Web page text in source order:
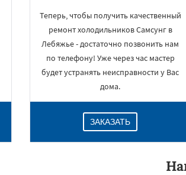
Теперь, чтобы получить качественный
ремонт холодильников Самсунг в
Лебяжье - достаточно позвонить нам
по телефону! Уже через час мастер
будет устранять неисправности у Вас
дома.
ЗАКАЗАТЬ